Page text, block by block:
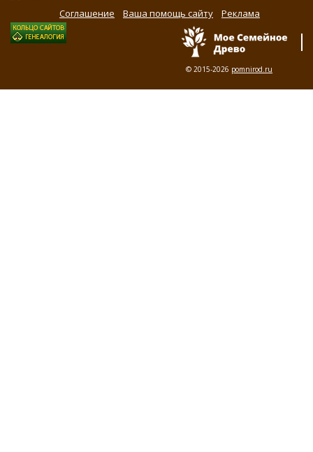
Соглашение Ваша помощь сайту Реклама
© 2015-2026 pomnirod.ru